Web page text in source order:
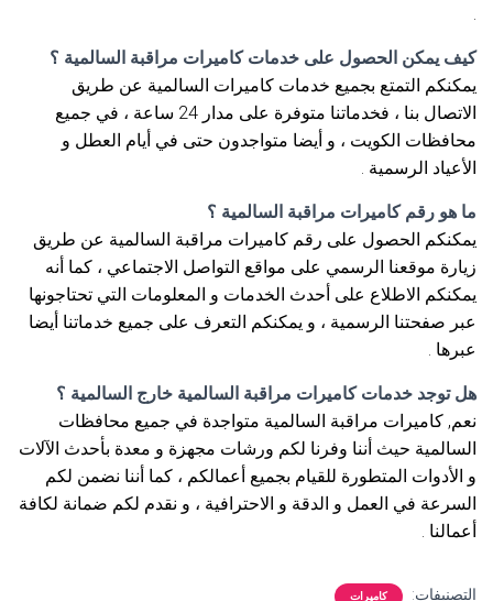
.
كيف يمكن الحصول على خدمات كاميرات مراقبة السالمية ؟
يمكنكم التمتع بجميع خدمات كاميرات السالمية عن طريق
الاتصال بنا ، فخدماتنا متوفرة على مدار 24 ساعة ، في جميع
محافظات الكويت ، و أيضا متواجدون حتى في أيام العطل و
الأعياد الرسمية .
ما هو رقم كاميرات مراقبة السالمية ؟
يمكنكم الحصول على رقم كاميرات مراقبة السالمية عن طريق
زيارة موقعنا الرسمي على مواقع التواصل الاجتماعي ، كما أنه
يمكنكم الاطلاع على أحدث الخدمات و المعلومات التي تحتاجونها
عبر صفحتنا الرسمية ، و يمكنكم التعرف على جميع خدماتنا أيضا
عبرها .
هل توجد خدمات كاميرات مراقبة السالمية خارج السالمية ؟
نعم, كاميرات مراقبة السالمية متواجدة في جميع محافظات
السالمية حيث أننا وفرنا لكم ورشات مجهزة و معدة بأحدث الآلات
و الأدوات المتطورة للقيام بجميع أعمالكم ، كما أننا نضمن لكم
السرعة في العمل و الدقة و الاحترافية ، و نقدم لكم ضمانة لكافة
أعمالنا .
التصنيفات: كاميرات